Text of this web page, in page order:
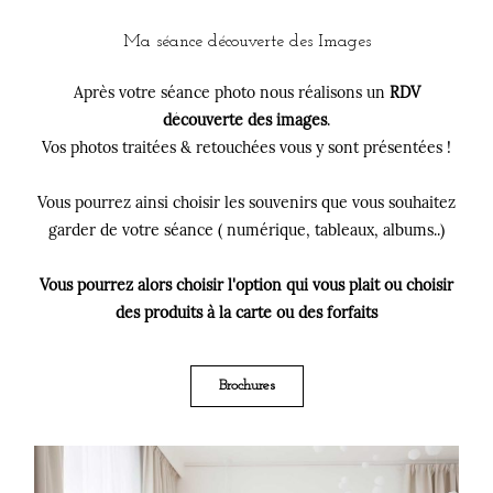
Ma séance découverte des Images
Après votre séance photo nous réalisons un RDV
découverte des images.
Vos photos traitées & retouchées vous y sont présentées !
Vous pourrez ainsi choisir les souvenirs que vous souhaitez
garder de votre séance ( numérique, tableaux, albums..)
Vous pourrez alors choisir l'option qui vous plait ou choisir
des produits à la carte ou des forfaits
Brochures